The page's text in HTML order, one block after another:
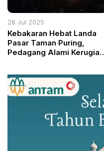
28 Jul 2025
Kebakaran Hebat Landa
Pasar Taman Puring,
Pedagang Alami Kerugian